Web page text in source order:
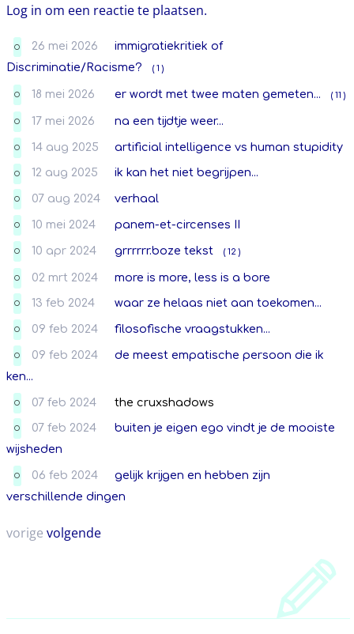
Log in om een reactie te plaatsen.
O 26 mei 2026
immigratiekritiek of
Discriminatie/Racisme?
( 1 )
O 18 mei 2026 er wordt met twee maten gemeten... ( 11 )
O 17 mei 2026 na een tijdtje weer...
O 14 aug 2025 artificial intelligence vs human stupidity
O 12 aug 2025 ik kan het niet begrijpen...
O 07 aug 2024 verhaal
O 10 mei 2024 panem-et-circenses II
O 10 apr 2024 grrrrrr.boze tekst ( 12 )
O 02 mrt 2024 more is more, less is a bore
O 13 feb 2024 waar ze helaas niet aan toekomen...
O 09 feb 2024 filosofische vraagstukken...
O 09 feb 2024
de meest empatische persoon die ik
ken...
O 07 feb 2024 the cruxshadows
O 07 feb 2024
buiten je eigen ego vindt je de mooiste
wijsheden
O 06 feb 2024
gelijk krijgen en hebben zijn
verschillende dingen
vorige volgende